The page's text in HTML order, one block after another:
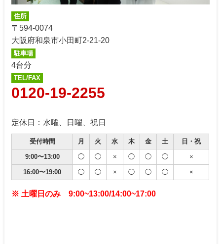
住所
〒594-0074
大阪府和泉市小田町2-21-20
駐車場
4台分
TEL/FAX
0120-19-2255
定休日：水曜、日曜、祝日
受付時間 月 火 水 木 金 土 日・祝
9:00〜13:00 ◯ ◯ × ◯ ◯ ◯ ×
16:00〜19:00 ◯ ◯ × ◯ ◯ ◯ ×
※ 土曜日のみ 9:00~13:00/14:00~17:00